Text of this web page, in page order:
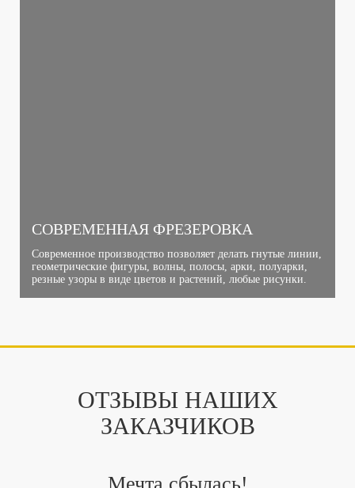
СОВРЕМЕННАЯ ФРЕЗЕРОВКА
Современное производство позволяет делать гнутые линии,
геометрические фигуры, волны, полосы, арки, полуарки,
резные узоры в виде цветов и растений, любые рисунки.
ОТЗЫВЫ НАШИХ
ЗАКАЗЧИКОВ